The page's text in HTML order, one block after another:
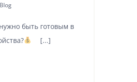
Blog
быть готовым в
⠀ [...]